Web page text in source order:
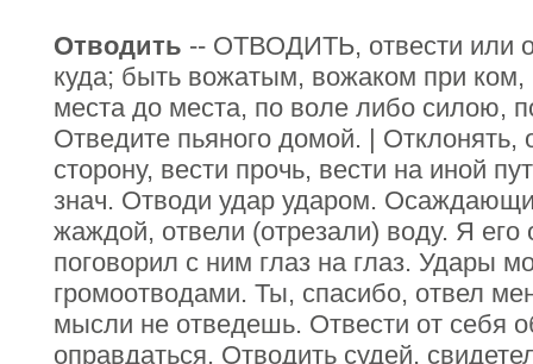
Отводить -- ОТВОДИТЬ, отвести или
куда; быть вожатым, вожаком при ком,
места до места, по воле либо силою,
Отведите пьяного домой. | Отклонять,
сторону, вести прочь, вести на иной
знач. Отводи удар ударом.
жаждой, отвели (отрезали) воду. Я его
поговорил с ним глаз на глаз. Удары
громоотводами. Ты, спасибо, отвел
мысли не отведешь. Отвести от себя
оправдаться. Отводить судей,